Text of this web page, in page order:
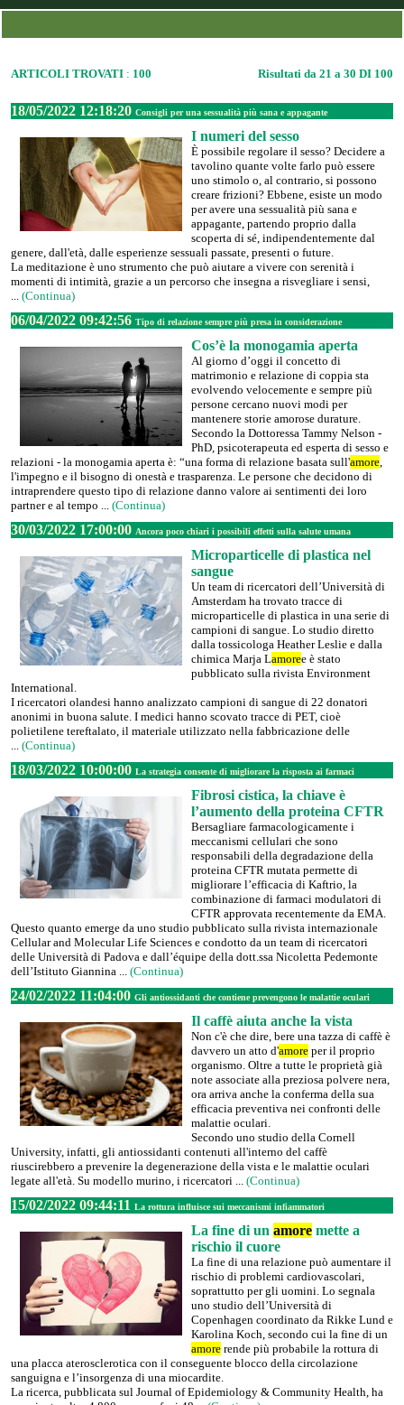
ARTICOLI TROVATI : 100 Risultati da 21 a 30 DI 100
18/05/2022 12:18:20 Consigli per una sessualità più sana e appagante
I numeri del sesso
È possibile regolare il sesso? Decidere a
tavolino quante volte farlo può essere
uno stimolo o, al contrario, si possono
creare frizioni? Ebbene, esiste un modo
per avere una sessualità più sana e
appagante, partendo proprio dalla
scoperta di sé, indipendentemente dal
genere, dall'età, dalle esperienze sessuali passate, presenti o future.
La meditazione è uno strumento che può aiutare a vivere con serenità i
momenti di intimità, grazie a un percorso che insegna a risvegliare i sensi,
... (Continua)
06/04/2022 09:42:56 Tipo di relazione sempre più presa in considerazione
Cos’è la monogamia aperta
Al giorno d’oggi il concetto di
matrimonio e relazione di coppia sta
evolvendo velocemente e sempre più
persone cercano nuovi modi per
mantenere storie amorose durature.
Secondo la Dottoressa Tammy Nelson -
PhD, psicoterapeuta ed esperta di sesso e
relazioni - la monogamia aperta è: “una forma di relazione basata sull'amore,
l'impegno e il bisogno di onestà e trasparenza. Le persone che decidono di
intraprendere questo tipo di relazione danno valore ai sentimenti dei loro
partner e al tempo ... (Continua)
30/03/2022 17:00:00 Ancora poco chiari i possibili effetti sulla salute umana
Microparticelle di plastica nel
sangue
Un team di ricercatori dell’Università di
Amsterdam ha trovato tracce di
microparticelle di plastica in una serie di
campioni di sangue. Lo studio diretto
dalla tossicologa Heather Leslie e dalla
chimica Marja Lamoree è stato
pubblicato sulla rivista Environment
International.
I ricercatori olandesi hanno analizzato campioni di sangue di 22 donatori
anonimi in buona salute. I medici hanno scovato tracce di PET, cioè
polietilene tereftalato, il materiale utilizzato nella fabbricazione delle
... (Continua)
18/03/2022 10:00:00 La strategia consente di migliorare la risposta ai farmaci
Fibrosi cistica, la chiave è
l’aumento della proteina CFTR
Bersagliare farmacologicamente i
meccanismi cellulari che sono
responsabili della degradazione della
proteina CFTR mutata permette di
migliorare l’efficacia di Kaftrio, la
combinazione di farmaci modulatori di
CFTR approvata recentemente da EMA.
Questo quanto emerge da uno studio pubblicato sulla rivista internazionale
Cellular and Molecular Life Sciences e condotto da un team di ricercatori
delle Università di Padova e dall’équipe della dott.ssa Nicoletta Pedemonte
dell’Istituto Giannina ... (Continua)
24/02/2022 11:04:00 Gli antiossidanti che contiene prevengono le malattie oculari
Il caffè aiuta anche la vista
Non c'è che dire, bere una tazza di caffè è
davvero un atto d'amore per il proprio
organismo. Oltre a tutte le proprietà già
note associate alla preziosa polvere nera,
ora arriva anche la conferma della sua
efficacia preventiva nei confronti delle
malattie oculari.
Secondo uno studio della Cornell
University, infatti, gli antiossidanti contenuti all'interno del caffè
riuscirebbero a prevenire la degenerazione della vista e le malattie oculari
legate all'età. Su modello murino, i ricercatori ... (Continua)
15/02/2022 09:44:11 La rottura influisce sui meccanismi infiammatori
La fine di un amore mette a
rischio il cuore
La fine di una relazione può aumentare il
rischio di problemi cardiovascolari,
soprattutto per gli uomini. Lo segnala
uno studio dell’Università di
Copenhagen coordinato da Rikke Lund e
Karolina Koch, secondo cui la fine di un
amore rende più probabile la rottura di
una placca aterosclerotica con il conseguente blocco della circolazione
sanguigna e l’insorgenza di una miocardite.
La ricerca, pubblicata sul Journal of Epidemiology & Community Health, ha